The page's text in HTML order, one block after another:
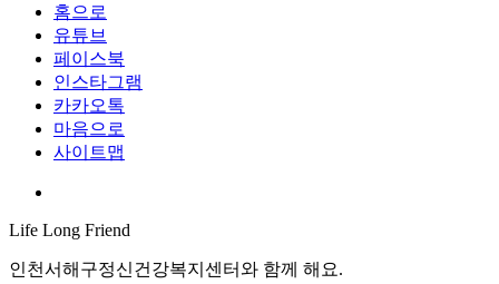
홈으로
유튜브
페이스북
인스타그램
카카오톡
마음으로
사이트맵
Life Long Friend
인천서해구정신건강복지센터와 함께 해요.